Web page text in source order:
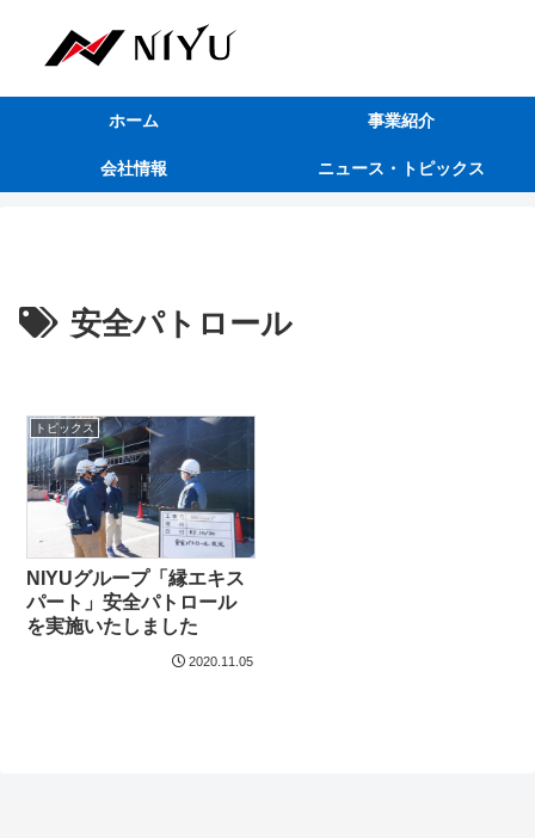
ホーム 事業紹介
会社情報 ニュース・トピックス
安全パトロール
トピックス
NIYUグループ「縁エキス
パート」安全パトロール
を実施いたしました
2020.11.05